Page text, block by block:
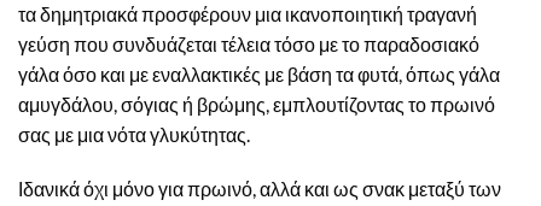
τα δημητριακά προσφέρουν μια ικανοποιητική τραγανή
γεύση που συνδυάζεται τέλεια τόσο με το παραδοσιακό
γάλα όσο και με εναλλακτικές με βάση τα φυτά, όπως γάλα
αμυγδάλου, σόγιας ή βρώμης, εμπλουτίζοντας το πρωινό
σας με μια νότα γλυκύτητας.
Ιδανικά όχι μόνο για πρωινό, αλλά και ως σνακ μεταξύ των